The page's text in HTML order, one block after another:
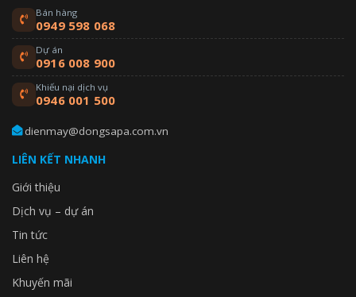
Bán hàng
0949 598 068
Dự án
0916 008 900
Khiếu nại dịch vụ
0946 001 500
dienmay@dongsapa.com.vn
LIÊN KẾT NHANH
Giới thiệu
Dịch vụ – dự án
Tin tức
Liên hệ
Khuyến mãi